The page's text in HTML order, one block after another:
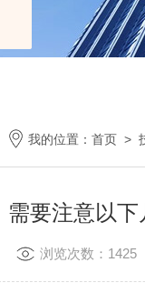
我的位置： 首页 >
要注意以下
浏览次数：1425